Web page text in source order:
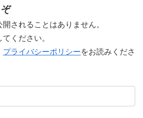
されることはありません。
ください。
プライバシーポリシーをお読みくださ